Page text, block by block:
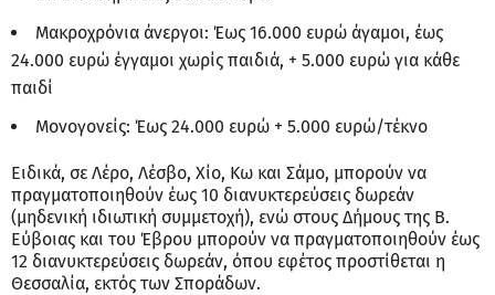
Μακροχρόνια άνεργοι: Έως 16.000 ευρώ άγαμοι, έως
24.000 ευρώ έγγαμοι χωρίς παιδιά, + 5.000 ευρώ για κάθε
παιδί
Μονογονείς: Έως 24.000 ευρώ + 5.000 ευρώ/τέκνο
Ειδικά, σε Λέρο, Λέσβο, Χίο, Κω και Σάμο, μπορούν να
πραγματοποιηθούν έως 10 διανυκτερεύσεις δωρεάν
(μηδενική ιδιωτική συμμετοχή), ενώ στους Δήμους της Β.
Εύβοιας και του Έβρου μπορούν να πραγματοποιηθούν έως
12 διανυκτερεύσεις δωρεάν, όπου εφέτος προστίθεται η
Θεσσαλία, εκτός των Σποράδων.